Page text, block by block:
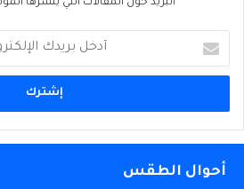
البريد حول المقالات التي ينشرها
بريدك
الإلكتروني
أحوال الطقس